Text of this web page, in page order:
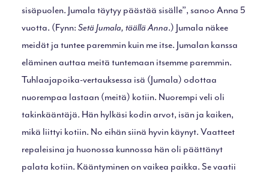
sisäpuolen. Jumala täytyy päästää sisälle”, sanoo Anna 5
vuotta. (Fynn: Setä Jumala, täällä Anna.) Jumala näkee
meidät ja tuntee paremmin kuin me itse. Jumalan kanssa
eläminen auttaa meitä tuntemaan itsemme paremmin.
Tuhlaajapoika-vertauksessa isä (Jumala) odottaa
nuorempaa lastaan (meitä) kotiin. Nuorempi veli oli
takinkääntäjä. Hän hylkäsi kodin arvot, isän ja kaiken,
mikä liittyi kotiin. No eihän siinä hyvin käynyt. Vaatteet
repaleisina ja huonossa kunnossa hän oli päättänyt
palata kotiin. Kääntyminen on vaikea paikka. Se vaatii